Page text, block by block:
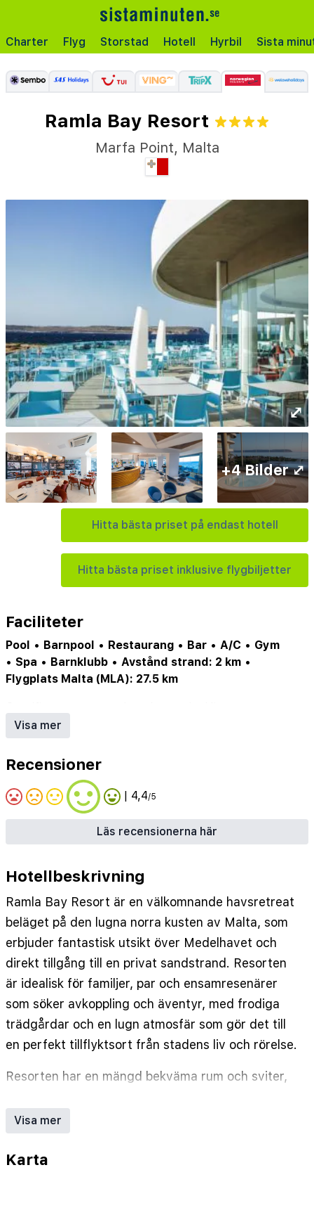
Charter Flyg Storstad Hotell Hyrbil Sista
Ramla Bay Resort
Marfa Point, Malta
⤢
Hitta bästa priset på endast hotell
Hitta bästa priset inklusive flygbiljetter
+4 Bilder ⤢
Faciliteter
Pool • Barnpool • Restaurang • Bar • A/C • Gym
• Spa • Barnklubb • Avstånd strand: 2 km •
Flygplats Malta (MLA): 27.5 km
Utomhuspool
•Luftkonditionering
Visa mer
Recensioner
| 4,4/5
Läs recensionerna här
Hotellbeskrivning
Ramla Bay Resort är en välkomnande havsretreat
beläget på den lugna norra kusten av Malta, som
erbjuder fantastisk utsikt över Medelhavet och
direkt tillgång till en privat sandstrand. Resorten
är idealisk för familjer, par och ensamresenärer
som söker avkoppling och äventyr, med frodiga
trädgårdar och en lugn atmosfär som gör det till
en perfekt tillflyktsort från stadens liv och rörelse.
Resorten har en mängd bekväma rum och sviter,
havet eller landsbygden. Varje rum är utrustat
med luftkonditionering, gratis Wi-Fi, platt-TV och
faciliteter för att göra te och kaffe för att
Visa mer
Karta